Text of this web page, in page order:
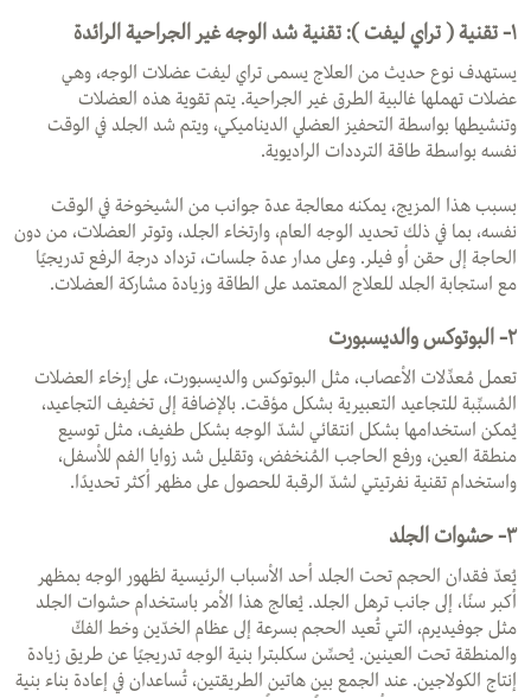
١- تقنية ( تراي ليفت ): تقنية شد الوجه غير الجراحية الرائدة
يستهدف نوع حديث من العلاج يسمى تراي ليفت عضلات الوجه، وهي
عضلات تهملها غالبية الطرق غير الجراحية. يتم تقوية هذه العضلات
وتنشيطها بواسطة التحفيز العضلي الديناميكي، ويتم شد الجلد في الوقت
نفسه بواسطة طاقة الترددات الراديوية.
بسبب هذا المزيج، يمكنه معالجة عدة جوانب من الشيخوخة في الوقت
نفسه، بما في ذلك تحديد الوجه العام، وارتخاء الجلد، وتوتر العضلات، من دون
الحاجة إلى حقن أو فيلر. وعلى مدار عدة جلسات، تزداد درجة الرفع تدريجيًا
مع استجابة الجلد للعلاج المعتمد على الطاقة وزيادة مشاركة العضلات.
٢- البوتوكس والديسبورت
تعمل مُعدِّلات الأعصاب، مثل البوتوكس والديسبورت، على إرخاء العضلات
المُسبِّبة للتجاعيد التعبيرية بشكل مؤقت. بالإضافة إلى تخفيف التجاعيد،
يُمكن استخدامها بشكل انتقائي لشدّ الوجه بشكل طفيف، مثل توسيع
منطقة العين، ورفع الحاجب المُنخفض، وتقليل شد زوايا الفم للأسفل،
واستخدام تقنية نفرتيتي لشدّ الرقبة للحصول على مظهر أكثر تحديدًا.
٣- حشوات الجلد
يُعدّ فقدان الحجم تحت الجلد أحد الأسباب الرئيسية لظهور الوجه بمظهر
أكبر سنًا، إلى جانب ترهل الجلد. يُعالج هذا الأمر باستخدام حشوات الجلد
مثل جوفيديرم، التي تُعيد الحجم بسرعة إلى عظام الخدّين وخط الفكّ
والمنطقة تحت العينين. يُحسِّن سكلبترا بنية الوجه تدريجيًا عن طريق زيادة
إنتاج الكولاجين. عند الجمع بين هاتين الطريقتين، تُساعدان في إعادة بناء بنية